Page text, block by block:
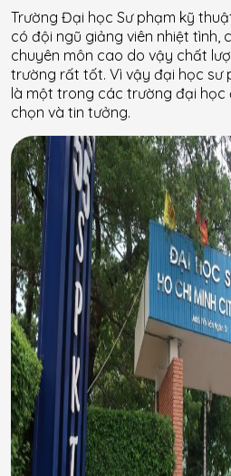
Trường Đại học Sư phạm kỹ
có đội ngũ giảng viên nhiệt tình,
chuyên môn cao do vậy chất
trường rất tốt. Vì vậy đại học sư
là một trong các trường đại học
chọn và tin tưởng.